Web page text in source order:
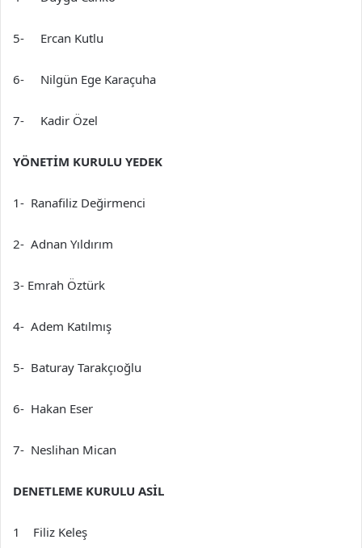
5- Ercan Kutlu
6- Nilgün Ege Karaçuha
7- Kadir Özel
YÖNETİM KURULU YEDEK
1- Ranafiliz Değirmenci
2- Adnan Yıldırım
3- Emrah Öztürk
4- Adem Katılmış
5- Baturay Tarakçıoğlu
6- Hakan Eser
7- Neslihan Mican
DENETLEME KURULU ASİL
1 Filiz Keleş